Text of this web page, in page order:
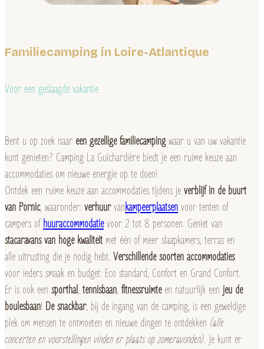
Familiecamping in Loire-Atlantique
Voor een geslaagde vakantie
Bent u op zoek naar een gezellige familiecampingwaar u van uw vakantie
kunt genieten? Camping La Guichardière biedt je een ruime keuze aan
accommodaties om nieuwe energie op te doen!
Ontdek een ruime keuze aan accommodaties tijdens je verblijf in de buurt
van Pornic, waaronder: verhuurvankampeerplaatsen voor tenten of
campers of huuraccommodatievoor 2 tot 8 personen. Geniet van
stacaravans van hoge kwaliteit met één of meer slaapkamers, terras en
alle uitrusting die je nodig hebt. Verschillende soorten accommodaties
voor ieders smaak en budget: Eco standard, Confort en Grand Confort.
Er is ook een sporthal,tennisbaan, fitnessruimteen natuurlijk een jeu de
boulesbaan! De snackbar, bij de ingang van de camping, is een geweldige
plek om mensen te ontmoeten en nieuwe dingen te ontdekken (alle
concerten en voorstellingen vinden er plaats op zomeravonden). Je kunt er